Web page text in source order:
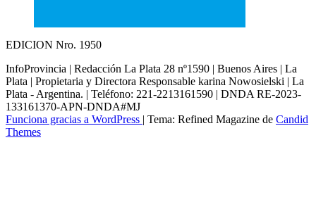
EDICION Nro. 1950
InfoProvincia | Redacción La Plata 28 nº1590 | Buenos Aires | La
Plata | Propietaria y Directora Responsable karina Nowosielski | La
Plata - Argentina. | Teléfono: 221-2213161590 | DNDA RE-2023-
133161370-APN-DNDA#MJ
Funciona gracias a WordPress | Tema: Refined Magazine de Candid
Themes